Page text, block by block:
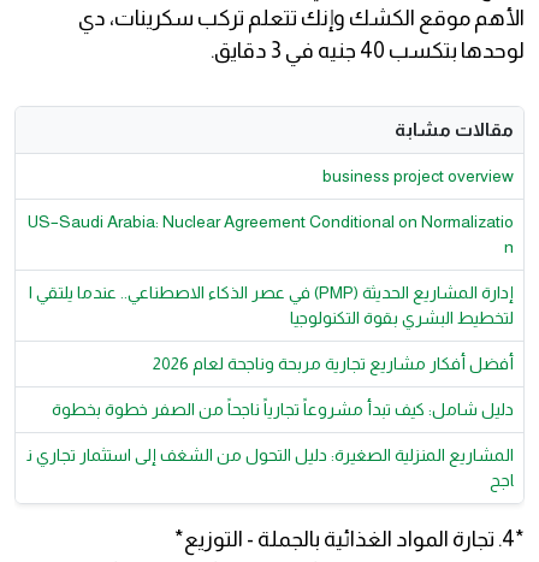
الأهم موقع الكشك وإنك تتعلم تركب سكرينات، دي
لوحدها بتكسب 40 جنيه في 3 دقايق.
مقالات مشابة
business project overview
US–Saudi Arabia: Nuclear Agreement Conditional on Normalizatio
n
إدارة المشاريع الحديثة (PMP) في عصر الذكاء الاصطناعي.. عندما يلتقي ا
لتخطيط البشري بقوة التكنولوجيا
أفضل أفكار مشاريع تجارية مربحة وناجحة لعام 2026
دليل شامل: كيف تبدأ مشروعاً تجارياً ناجحاً من الصفر خطوة بخطوة
المشاريع المنزلية الصغيرة: دليل التحول من الشغف إلى استثمار تجاري ن
اجح
*4. تجارة المواد الغذائية بالجملة - التوزيع*